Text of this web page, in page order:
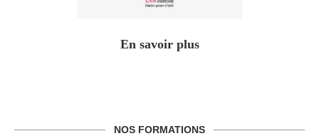
En savoir plus
NOS FORMATIONS